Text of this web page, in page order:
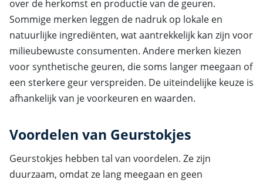
over de herkomst en productie van de geuren.
Sommige merken leggen de nadruk op lokale en
natuurlijke ingrediënten, wat aantrekkelijk kan zijn voor
milieubewuste consumenten. Andere merken kiezen
voor synthetische geuren, die soms langer meegaan of
een sterkere geur verspreiden. De uiteindelijke keuze is
afhankelijk van je voorkeuren en waarden.
Voordelen van Geurstokjes
Geurstokjes hebben tal van voordelen. Ze zijn
duurzaam, omdat ze lang meegaan en geen